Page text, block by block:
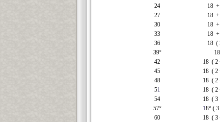
24
18 +
27
18 +
30
18 +
33
18 +
36
18 (
39°
42
18 ( 2
45
18 ( 2
48
18 ( 2
51
18 ( 2
54
18 ( 3
57°
18° (
60
18 ( 3